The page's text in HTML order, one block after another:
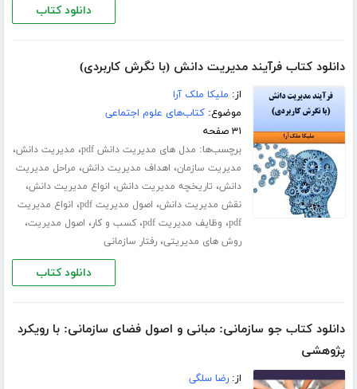
دانلود کتاب
دانلود کتاب فرآیند مدیریت دانش (با نگرش کاربردی)
از: ملیکا ملک آرا
موضوع:کتاب‌های علوم اجتماعی
۳۱ صفحه
برچسب‌ها: مدل های مدیریت دانش pdf ، مدیریت دانش،
مدیریت سازمان، اهداف مدیریت دانش، مراحل مدیریت
دانش، تاریخچه مدیریت دانش، انواع مدیریت دانش،
نقش مدیریت دانش، اصول مدیریت pdf ، انواع مدیریت
pdf، وظایف مدیریت pdf ،کسب و کار، اصول مدیریت،
روش های مدیریتی،رفتار سازمانی
دانلود کتاب
دانلود کتاب جو سازمانی: مبانی و اصول فضای سازمانی: با رویکرد
پژوهشی
از:رضا سلگی